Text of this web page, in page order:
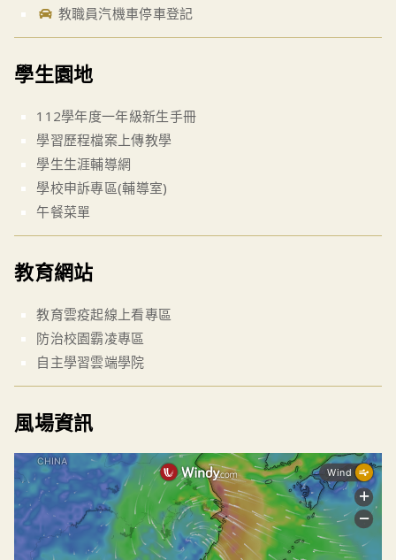
教職員汽機車停車登記
學生園地
112學年度一年級新生手冊
學習歷程檔案上傳教學
學生生涯輔導網
學校申訴專區(輔導室)
午餐菜單
教育網站
教育雲疫起線上看專區
防治校園霸凌專區
自主學習雲端學院
風場資訊